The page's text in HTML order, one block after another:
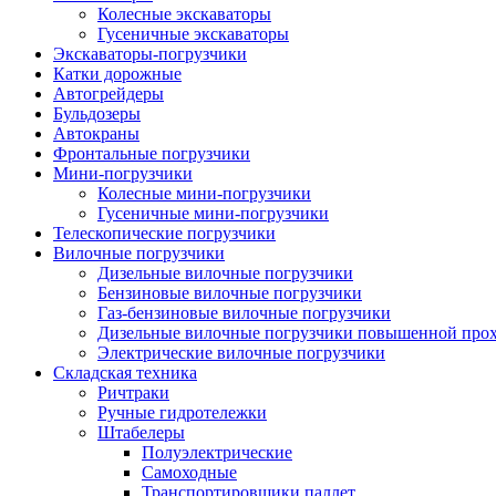
Колесные экскаваторы
Гусеничные экскаваторы
Экскаваторы-погрузчики
Катки дорожные
Автогрейдеры
Бульдозеры
Автокраны
Фронтальные погрузчики
Мини-погрузчики
Колесные мини-погрузчики
Гусеничные мини-погрузчики
Телескопические погрузчики
Вилочные погрузчики
Дизельные вилочные погрузчики
Бензиновые вилочные погрузчики
Газ-бензиновые вилочные погрузчики
Дизельные вилочные погрузчики повышенной
Электрические вилочные погрузчики
Складская техника
Ричтраки
Ручные гидротележки
Штабелеры
Полуэлектрические
Самоходные
Транспортировщики паллет